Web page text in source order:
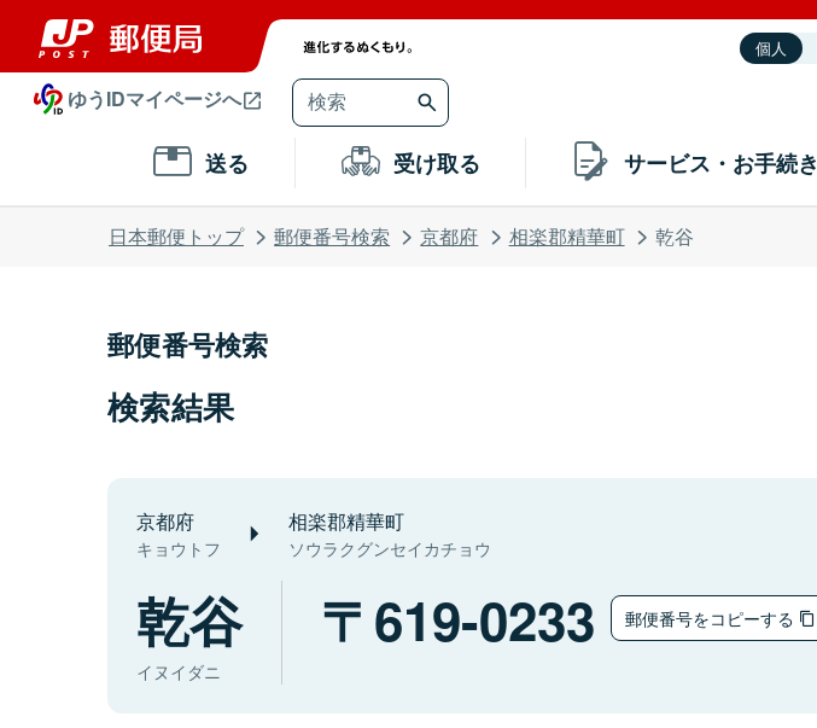
個人
ゆうIDマイページへ
送る 受け取る サービス・お手続き
日本郵便トップ 郵便番号検索 京都府 相楽郡精華町 乾谷
郵便番号検索
検索結果
京都府
キョウトフ
相楽郡精華町
ソウラクグンセイカチョウ
乾谷
イヌイダニ
619-0233 郵便番号をコピーする